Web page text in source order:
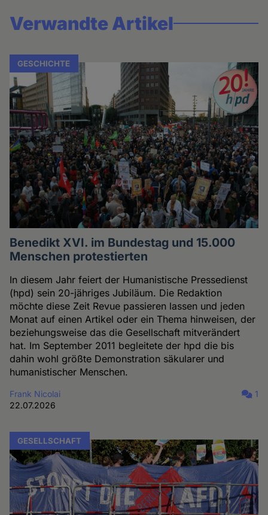
Verwandte Artikel
GESCHICHTE
Benedikt XVI. im Bundestag und 15.000
Menschen protestierten
In diesem Jahr feiert der Humanistische Pressedienst
(hpd) sein 20-jähriges Jubiläum. Die Redaktion
möchte diese Zeit Revue passieren lassen und jeden
Monat auf einen Artikel oder ein Thema hinweisen, der
beziehungsweise das die Gesellschaft mitverändert
hat. Im September 2011 begleitete der hpd die bis
dahin wohl größte Demonstration säkularer und
humanistischer Menschen.
Frank Nicolai
22.07.2026
1
GESELLSCHAFT